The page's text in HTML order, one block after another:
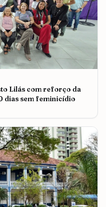
Lilás com reforço da
dias sem feminicídio